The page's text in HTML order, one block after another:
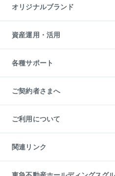
アパート経営
収益物件
ビル購入（ビル一棟）
投資用不動産の売却査定
事業用不動産の売却査定
マンションライブラリー
人気マンションランキング
暮らしに役立つ不動産メディア
不動産相場・不動産価格情報
不動産コラム・ニュース
不動産用語集
不動産なんでもネット相談室
住まいの税金
オリジナルブランド
一棟リノベーションマンション
L`GENTE（ルジェンテ）
区分リノベーションマンション
投資用一棟レジデンスWELL
不動産小口投資
LEGACIA（レガシア）
資産運用・活用
不動産M&A
アセットマネジメント・出資
各種サポート
相続サポート
リフォームサポート
ご契約者さまへ
ご紹介・再契約特典
入居者様専用-各種ご案内（賃貸）
東急こすもす会「こすもすWeb」
ご利用について
金融商品取引について
東急リバブル ソーシャルメディアポリ
ご意見・お問い合わせ（金融商品取
関連リンク
これからご結婚される方に東急百貨店